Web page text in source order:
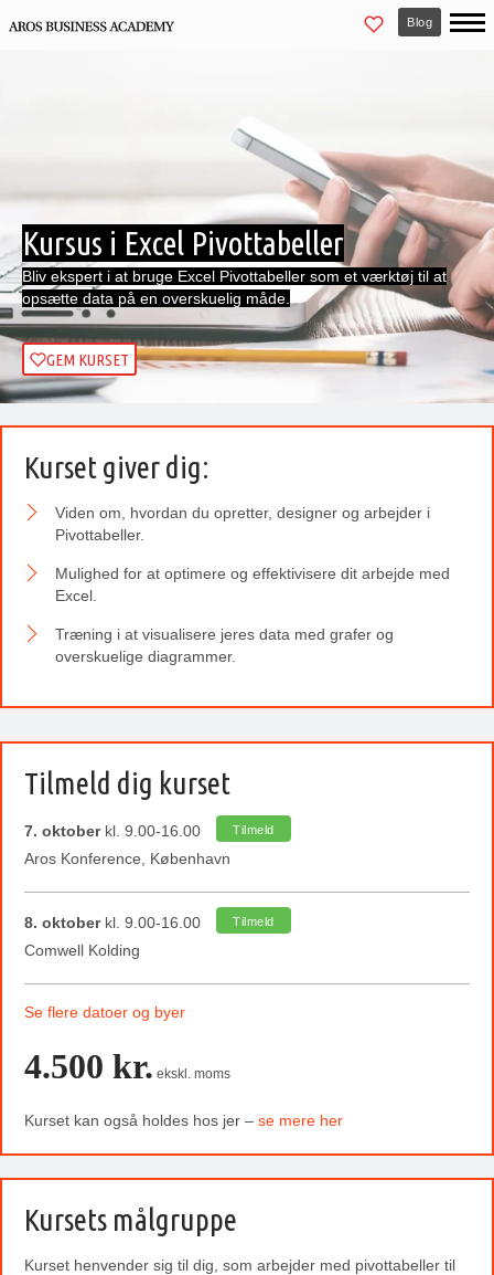
Blog
Kursus i Excel Pivottabeller
Bliv ekspert i at bruge Excel Pivottabeller som et værktøj til at
opsætte data på en overskuelig måde.
GEM KURSET
Kurset giver dig:
Viden om, hvordan du opretter, designer og arbejder i
Pivottabeller.
Mulighed for at optimere og effektivisere dit arbejde med
Excel.
Træning i at visualisere jeres data med grafer og
overskuelige diagrammer.
Tilmeld dig kurset
7. oktoberkl. 9.00-16.00 Tilmeld
Aros Konference, København
8. oktoberkl. 9.00-16.00 Tilmeld
Comwell Kolding
Se flere datoer og byer
4.500 kr. ekskl. moms
Kurset kan også holdes hos jer – se mere her
Kursets målgruppe
Kurset henvender sig til dig, som arbejder med pivottabeller til